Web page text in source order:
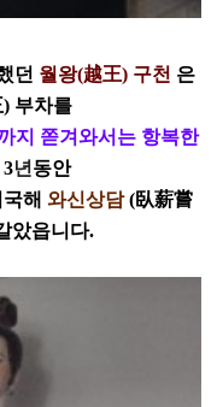
던 월왕(越王) 구천 은
) 부차를
지 쫃겨와서는 항복한
3년동안
해 와신상담(臥薪嘗
았읍니다.